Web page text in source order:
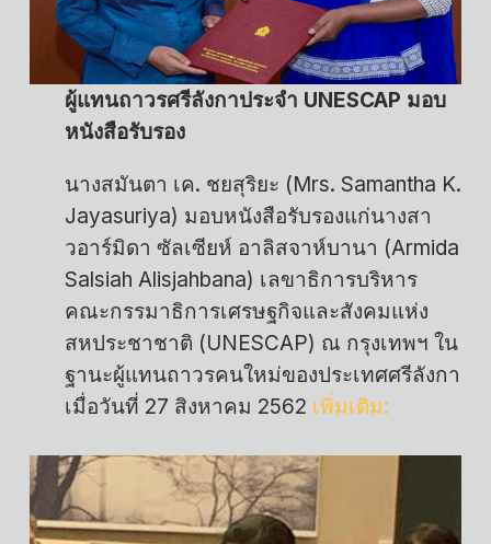
ผู้แทนถาวรศรีลังกาประจำ UNESCAP มอบ
หนังสือรับรอง
นางสมันตา เค. ชยสุริยะ (Mrs. Samantha K.
Jayasuriya) มอบหนังสือรับรองแก่นางสา
วอาร์มิดา ซัลเซียห์ อาลิสจาห์บานา (Armida
Salsiah Alisjahbana) เลขาธิการบริหาร
คณะกรรมาธิการเศรษฐกิจและสังคมแห่ง
สหประชาชาติ (UNESCAP) ณ กรุงเทพฯ ใน
ฐานะผู้แทนถาวรคนใหม่ของประเทศศรีลังกา
เมื่อวันที่ 27 สิงหาคม 2562 เพิ่มเติม: